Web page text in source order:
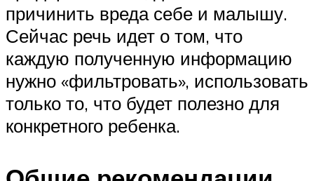
причинить вреда себе и малышу.
Сейчас речь идет о том, что
каждую полученную информацию
нужно «фильтровать», использовать
только то, что будет полезно для
конкретного ребенка.